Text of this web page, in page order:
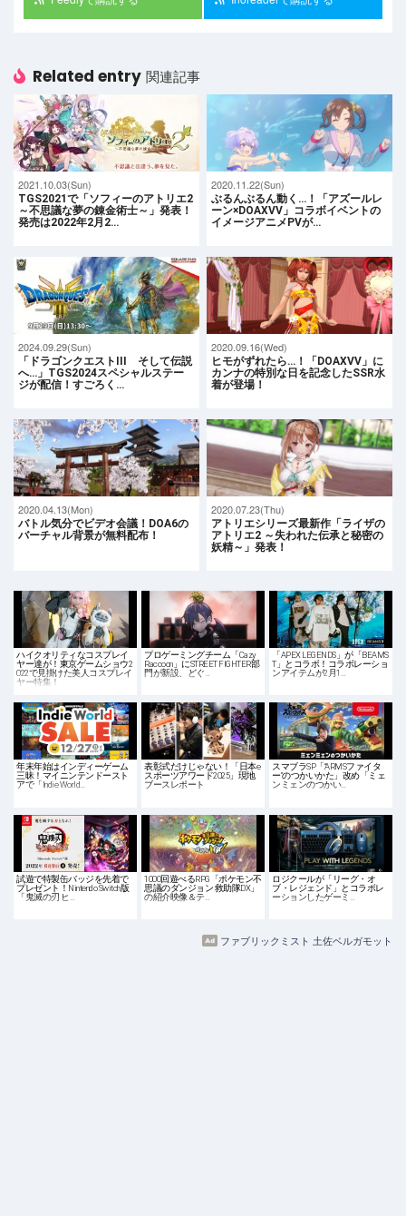
Related entry 関連記事
2021.10.03(Sun)
TGS2021で「ソフィーのアトリエ2
～不思議な夢の錬金術士～」発表！
発売は2022年2月2…
2020.11.22(Sun)
ぶるんぶるん動く…！「アズールレ
ーン×DOAXVV」コラボイベントの
イメージアニメPVが…
2024.09.29(Sun)
「ドラゴンクエストIII そして伝説
へ…」TGS2024スペシャルステー
ジが配信！すごろく…
2020.09.16(Wed)
ヒモがずれたら…！「DOAXVV」に
カンナの特別な日を記念したSSR水
着が登場！
2020.04.13(Mon)
バトル気分でビデオ会議！DOA6の
バーチャル背景が無料配布！
2020.07.23(Thu)
アトリエシリーズ最新作「ライザの
アトリエ2 ～失われた伝承と秘密の
妖精～」発表！
ハイクオリティなコスプレイ
ヤー達が！東京ゲームショウ2
022で見掛けた美人コスプレイ
ヤー特集！
プロゲーミングチーム「Cazy
Raccoon」にSTREET FIGHTER部
門が新設、どぐ…
「APEX LEGENDS」が「BEAMS
T」とコラボ！コラボレーショ
ンアイテムが2月1…
年末年始はインディーゲーム
三昧！マイニンテンドースト
アで「Indie World…
表彰式だけじゃない！「日本e
スポーツアワード2025」現地
ブースレポート
スマブラSP「“ARMSファイタ
ー”のつかいかた」改め「ミェ
ンミェンのつかい…
試遊で特製缶バッジを先着で
プレゼント！Nintendo Switch版
「鬼滅の刃 ヒ…
1000回遊べるRPG「ポケモン不
思議のダンジョン 救助隊DX」
の紹介映像＆テ…
ロジクールが「リーグ・オ
ブ・レジェンド」とコラボレ
ーションしたゲーミ…
ファブリックミスト 土佐ベルガモット